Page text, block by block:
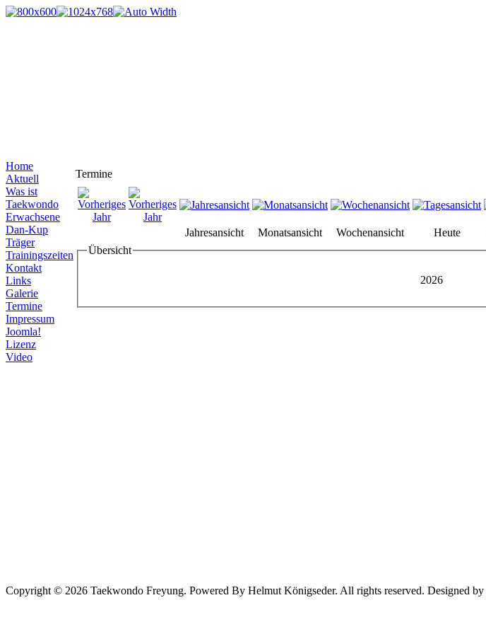
Home
Aktuell
Was ist
Taekwondo
Erwachsene
Dan-Kup
Träger
Trainingszeiten
Kontakt
Links
Galerie
Termine
Impressum
Joomla!
Lizenz
Video
Termine
Jahresansicht Monatsansicht Wochenansicht Heute
Übersicht
2026
Copyright © 2026 Taekwondo Freyung. Powered By Helmut Königseder. All rights reserved. Designed by